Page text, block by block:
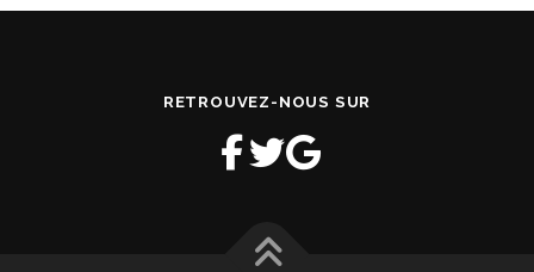
RETROUVEZ-NOUS SUR